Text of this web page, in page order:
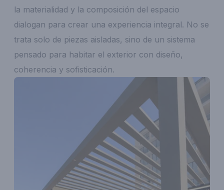
la materialidad y la composición del espacio
dialogan para crear una experiencia integral. No se
trata solo de piezas aisladas, sino de un sistema
pensado para habitar el exterior con diseño,
coherencia y sofisticación.